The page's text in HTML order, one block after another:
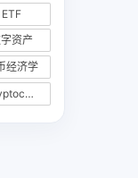
ETF
资产
经济学
Cryptocurrency Exchange